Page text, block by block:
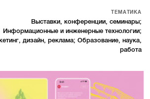
ТЕМАТИКА
Выставки, конференции, семинары;
Информационные и инженерные технологии;
дизайн, реклама; Образование, наука,
работа